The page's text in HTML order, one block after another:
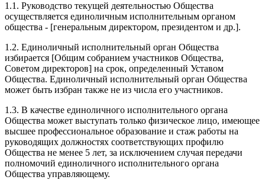
1.1. Руководство текущей деятельностью Общества
осуществляется единоличным исполнительным органом
общества - [генеральным директором, президентом и др.].
1.2. Единоличный исполнительный орган Общества
избирается [Общим собранием участников Общества,
Советом директоров] на срок, определенный Уставом
Общества. Единоличный исполнительный орган Общества
может быть избран также не из числа его участников.
1.3. В качестве единоличного исполнительного органа
Общества может выступать только физическое лицо, имеющее
высшее профессиональное образование и стаж работы на
руководящих должностях соответствующих профилю
Общества не менее 5 лет, за исключением случая передачи
полномочий единоличного исполнительного органа
Общества управляющему.